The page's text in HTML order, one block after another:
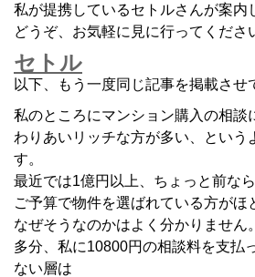
私が提携しているセトルさんが案内
どうぞ、お気軽に見に行ってくださ
セトル
以下、もう一度同じ記事を掲載させ
私のところにマンション購入の相談
わりあいリッチな方が多い、という
す。
最近では1億円以上、ちょっと前な
ご予算で物件を選ばれている方がほ
なぜそうなのかはよく分かりません。
多分、私に10800円の相談料を支払
ない層は